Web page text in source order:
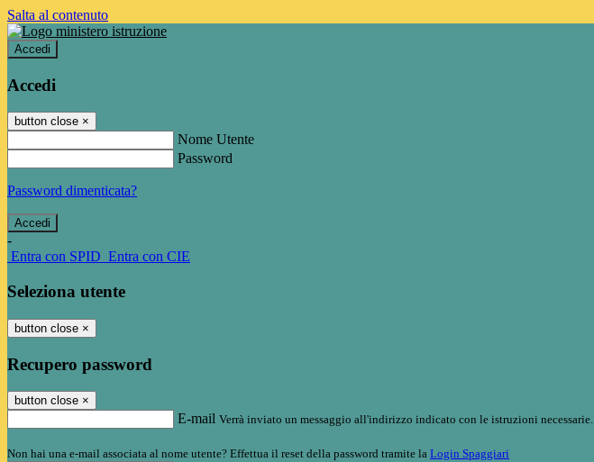
Salta al contenuto
Accedi
Accedi
button close ×
Nome Utente
Password
Password dimenticata?
-
Entra con SPID Entra con CIE
Seleziona utente
button close ×
Recupero password
button close ×
E-mail Verrà inviato un messaggio all'indirizzo indicato con le istruzioni necessarie.
Non hai una e-mail associata al nome utente? Effettua il reset della password tramite la Login Spaggiari